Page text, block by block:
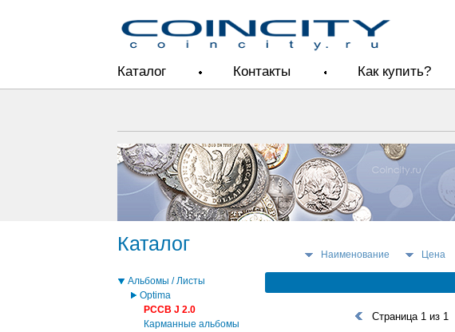
Каталог Контакты Как купить?
Каталог
Альбомы / Листы
Optima
PCCB J 2.0
Карманные альбомы
Наименование Цена
Страница 1 из 1